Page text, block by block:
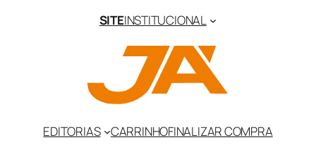
SITEINSTITUCIONAL
EDITORIAS CARRINHOFINALIZAR COMPRA